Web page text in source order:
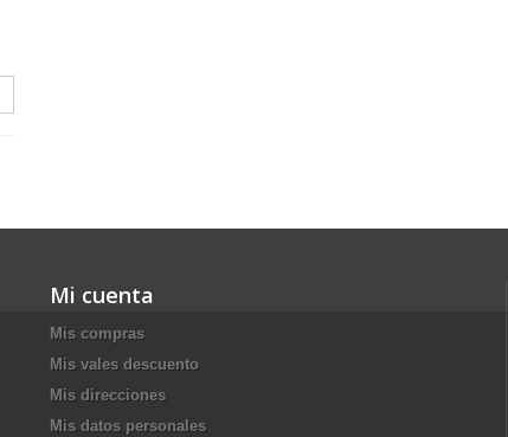
Mi cuenta
Mis compras
Mis vales descuento
Mis direcciones
Mis datos personales